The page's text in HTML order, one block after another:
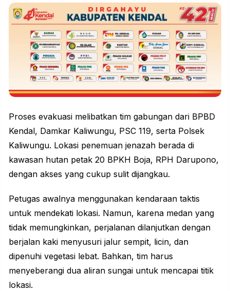
Proses evakuasi melibatkan tim gabungan dari BPBD
Kendal, Damkar Kaliwungu, PSC 119, serta Polsek
Kaliwungu. Lokasi penemuan jenazah berada di
kawasan hutan petak 20 BPKH Boja, RPH Darupono,
dengan akses yang cukup sulit dijangkau.
Petugas awalnya menggunakan kendaraan taktis
untuk mendekati lokasi. Namun, karena medan yang
tidak memungkinkan, perjalanan dilanjutkan dengan
berjalan kaki menyusuri jalur sempit, licin, dan
dipenuhi vegetasi lebat. Bahkan, tim harus
menyeberangi dua aliran sungai untuk mencapai titik
lokasi.